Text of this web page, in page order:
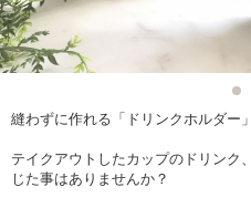
縫わずに作れる「ドリンクホルダー
テイクアウトしたカップのドリンク
じた事はありませんか？